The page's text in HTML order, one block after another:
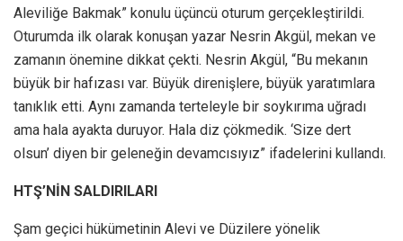
Aleviliğe Bakmak” konulu üçüncü oturum gerçekleştirildi.
Oturumda ilk olarak konuşan yazar Nesrin Akgül, mekan ve
zamanın önemine dikkat çekti. Nesrin Akgül, “Bu mekanın
büyük bir hafızası var. Büyük direnişlere, büyük yaratımlara
tanıklık etti. Aynı zamanda terteleyle bir soykırıma uğradı
ama hala ayakta duruyor. Hala diz çökmedik. ‘Size dert
olsun’ diyen bir geleneğin devamcısıyız” ifadelerini kullandı.
HTŞ’NİN SALDIRILARI
Şam geçici hükümetinin Alevi ve Düzilere yönelik